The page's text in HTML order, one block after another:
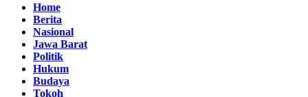
Home
Berita
Nasional
Jawa Barat
Politik
Hukum
Budaya
Tokoh